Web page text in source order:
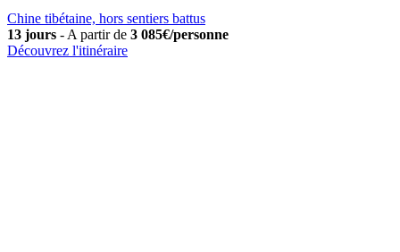
Chine tibétaine, hors sentiers battus
13 jours - A partir de 3 085€/personne
Découvrez l'itinéraire